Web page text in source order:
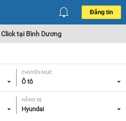
Đăng tin
tại Bình Dương
CHUYÊN MỤC
Ô tô
HÃNG XE
Hyundai